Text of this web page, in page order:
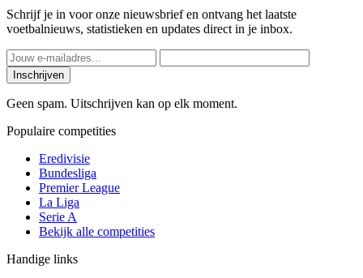
Schrijf je in voor onze nieuwsbrief en ontvang het laatste
voetbalnieuws, statistieken en updates direct in je inbox.
Inschrijven
Geen spam. Uitschrijven kan op elk moment.
Populaire competities
Eredivisie
Bundesliga
Premier League
La Liga
Serie A
Bekijk alle competities
Handige links